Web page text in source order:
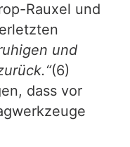
Rauxel und
und
(6)
dass vor